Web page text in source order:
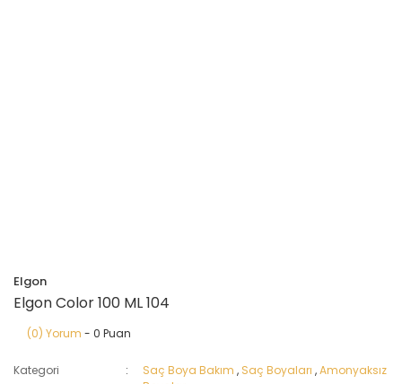
Elgon
Elgon Color 100 ML 104
(0) Yorum - 0 Puan
Kategori Saç Boya Bakım , Saç Boyaları ,Amonyaksız